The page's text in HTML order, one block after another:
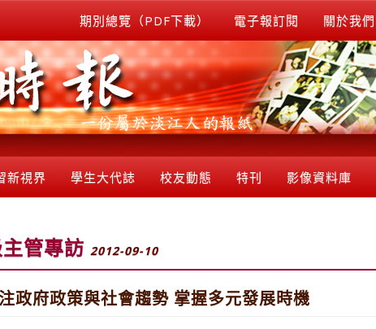
期別總覽（PDF下載） 電子報訂閱 關於我們
新視界 學生大代誌 校友動態 特刊 影像資料庫
管專訪 2012-09-10
政府政策與社會趨勢 掌握多元發展時機